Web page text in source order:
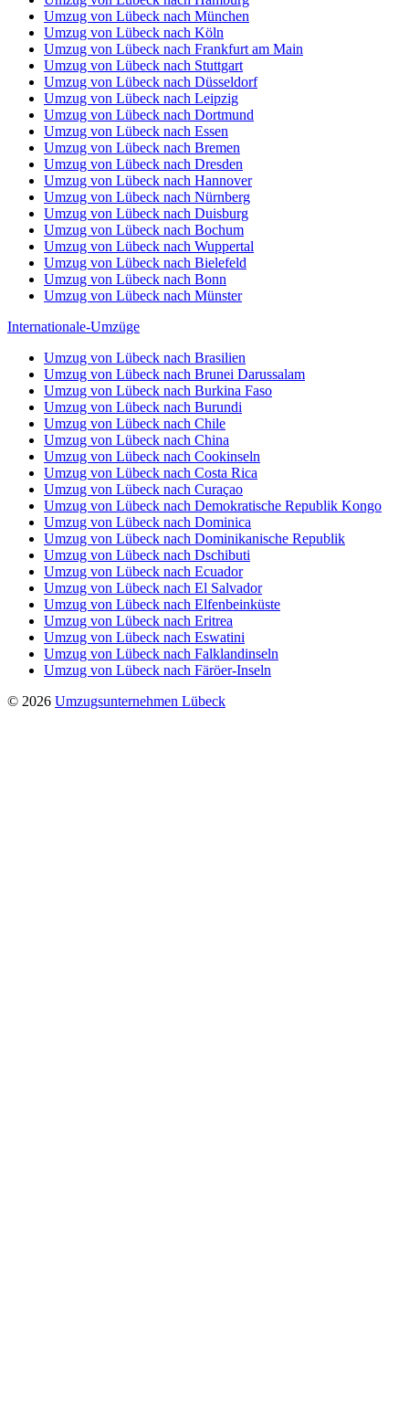
Umzug von Lübeck nach München
Umzug von Lübeck nach Köln
Umzug von Lübeck nach Frankfurt am Main
Umzug von Lübeck nach Stuttgart
Umzug von Lübeck nach Düsseldorf
Umzug von Lübeck nach Leipzig
Umzug von Lübeck nach Dortmund
Umzug von Lübeck nach Essen
Umzug von Lübeck nach Bremen
Umzug von Lübeck nach Dresden
Umzug von Lübeck nach Hannover
Umzug von Lübeck nach Nürnberg
Umzug von Lübeck nach Duisburg
Umzug von Lübeck nach Bochum
Umzug von Lübeck nach Wuppertal
Umzug von Lübeck nach Bielefeld
Umzug von Lübeck nach Bonn
Umzug von Lübeck nach Münster
Internationale-Umzüge
Umzug von Lübeck nach Brasilien
Umzug von Lübeck nach Brunei Darussalam
Umzug von Lübeck nach Burkina Faso
Umzug von Lübeck nach Burundi
Umzug von Lübeck nach Chile
Umzug von Lübeck nach China
Umzug von Lübeck nach Cookinseln
Umzug von Lübeck nach Costa Rica
Umzug von Lübeck nach Curaçao
Umzug von Lübeck nach Demokratische Republik Kongo
Umzug von Lübeck nach Dominica
Umzug von Lübeck nach Dominikanische Republik
Umzug von Lübeck nach Dschibuti
Umzug von Lübeck nach Ecuador
Umzug von Lübeck nach El Salvador
Umzug von Lübeck nach Elfenbeinküste
Umzug von Lübeck nach Eritrea
Umzug von Lübeck nach Eswatini
Umzug von Lübeck nach Falklandinseln
Umzug von Lübeck nach Färöer-Inseln
© 2026 Umzugsunternehmen Lübeck